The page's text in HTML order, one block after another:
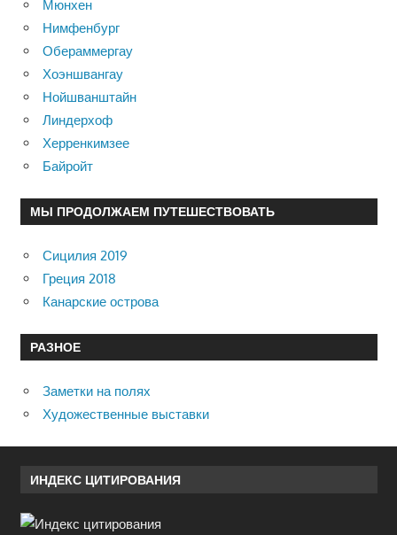
Мюнхен
Нимфенбург
Обераммергау
Хоэншвангау
Нойшванштайн
Линдерхоф
Херренкимзее
Байройт
МЫ ПРОДОЛЖАЕМ ПУТЕШЕСТВОВАТЬ
Сицилия 2019
Греция 2018
Канарские острова
РАЗНОЕ
Заметки на полях
Художественные выставки
ИНДЕКС ЦИТИРОВАНИЯ